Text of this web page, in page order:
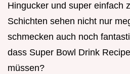
Hingucker und super einfach
Schichten sehen nicht nur
schmecken auch noch
dass Super Bowl Drink
müssen?